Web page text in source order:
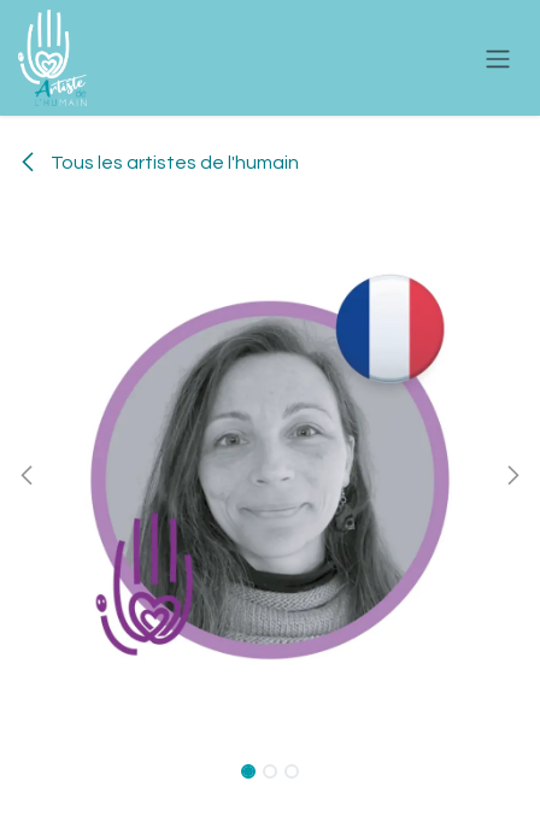
Se rendre au contenu
Tous les artistes de l'humain